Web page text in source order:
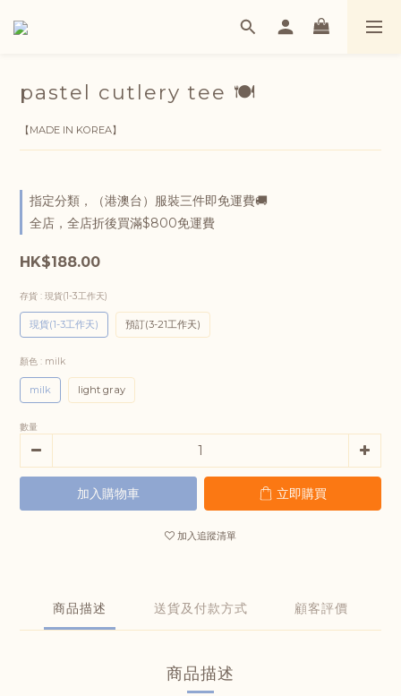
pastel cutlery tee 🍽️
【MADE IN KOREA】
指定分類，（港澳台）服裝三件即免運費🚚
全店，全店折後買滿$800免運費
HK$188.00
存貨 : 現貨(1-3工作天)
現貨(1-3工作天) 預訂(3-21工作天)
顏色 : milk
milk light gray
數量
加入購物車 立即購買
加入追蹤清單
商品描述 送貨及付款方式 顧客評價
商品描述